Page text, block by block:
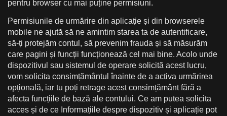
pentru browser cu mai puține permisiuni.
Permisiunile de urmărire din aplicație și din browserele
mobile ne ajută să ne amintim starea ta de autentificare,
să-ți protejăm contul, să prevenim frauda și să măsurăm
care pagini și funcții funcționează cel mai bine. Acolo unde
dispozitivul sau sistemul de operare solicită acest lucru,
vom solicita consimțământul înainte de a activa urmărirea
opțională, iar tu poți retrage acest consimțământ fără a
afecta funcțiile de bază ale contului. Ce am putea solicita
acces și de ce Informațiile despre dispozitiv și aplicație pot